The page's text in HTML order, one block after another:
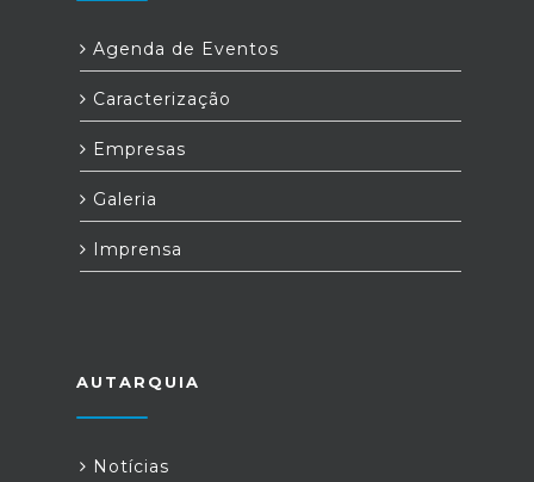
Agenda de Eventos
Caracterização
Empresas
Galeria
Imprensa
AUTARQUIA
Notícias